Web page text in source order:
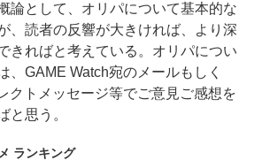
論として、オリパについて基本的な
、読者の反響が大きければ、より深
きればと考えている。オリパについ
、GAME Watch宛のメールもしく
クトメッセージ等でご意見ご感想を
と思う。
ランキング